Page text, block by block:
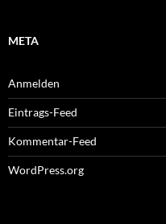
META
Anmelden
Eintrags-Feed
Kommentar-Feed
WordPress.org